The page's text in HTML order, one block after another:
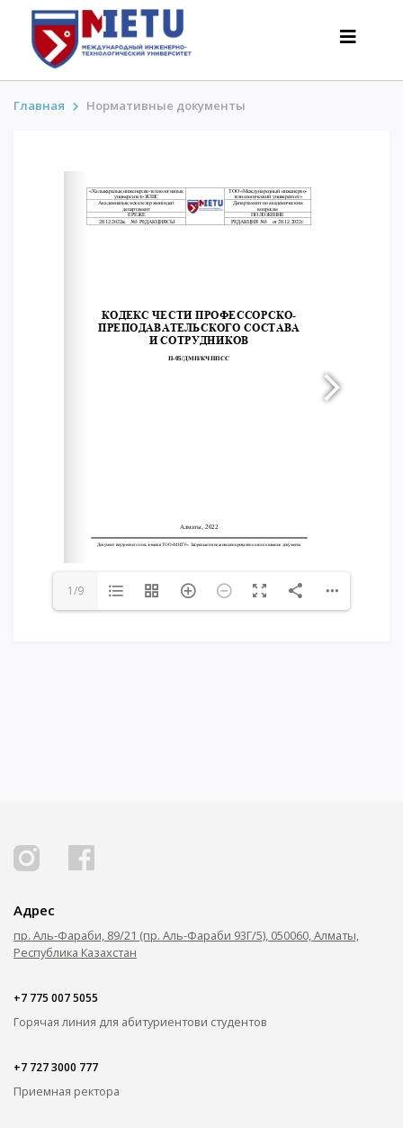
Сценарии поступления-2026
Все о поступлении
Скидки и льготы
Меньше 50 баллов/Без ЕНТ
ОБРАЗОВАТЕЛЬНЫЕ ПРОГРАММЫ
Главная Нормативные документы
1/9
Адрес
пр. Аль-Фараби, 89/21 (пр. Аль-Фараби 93Г/5), 050060, Алматы,
Республика Казахстан
+7 775 007 5055
Горячая линия для абитуриентови студентов
+7 727 3000 777
Приемная ректора